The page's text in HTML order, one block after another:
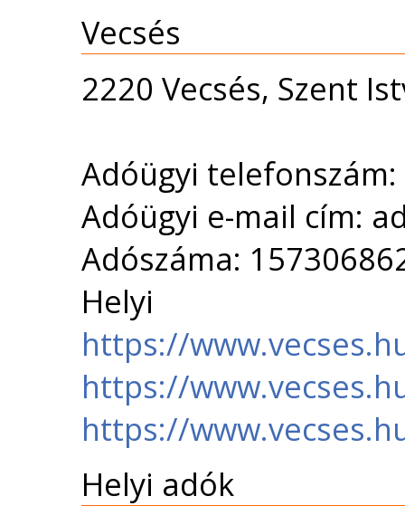
Vecsés
2220 Vecsés, Szent
Adóügyi
Adóügyi e-mail cím:
Adószáma:
Helyi
https://
https://
https://
Helyi adók